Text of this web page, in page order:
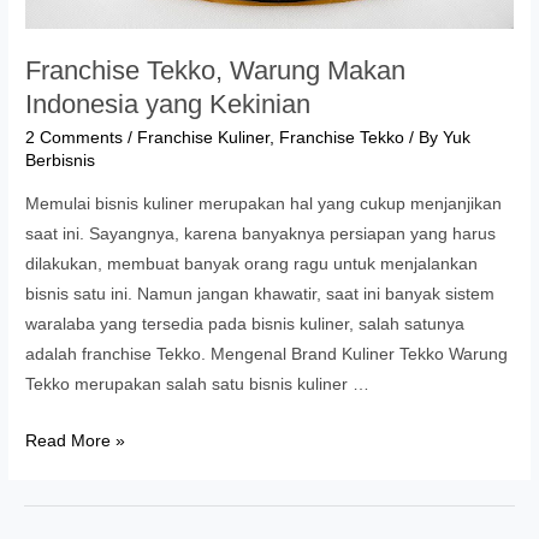
Franchise Tekko, Warung Makan
Indonesia yang Kekinian
2 Comments / Franchise Kuliner, Franchise Tekko / ByYuk
Berbisnis
Memulai bisnis kuliner merupakan hal yang cukup menjanjikan
saat ini. Sayangnya, karena banyaknya persiapan yang harus
dilakukan, membuat banyak orang ragu untuk menjalankan
bisnis satu ini. Namun jangan khawatir, saat ini banyak sistem
waralaba yang tersedia pada bisnis kuliner, salah satunya
adalah franchise Tekko. Mengenal Brand Kuliner Tekko Warung
Tekko merupakan salah satu bisnis kuliner …
Franchise
Read More »